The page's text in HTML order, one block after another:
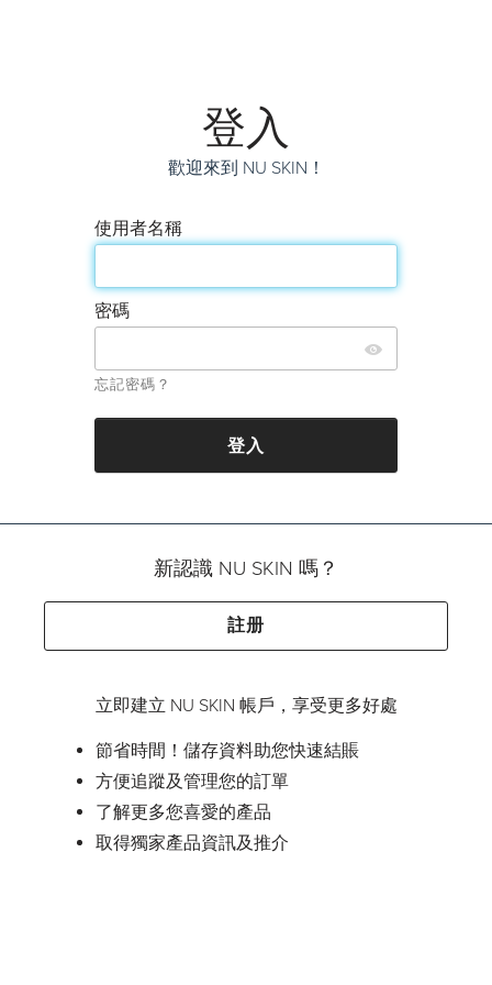
登入
歡迎來到 NU SKIN！
使用者名稱
密碼
忘記密碼？
新認識 NU SKIN 嗎？
註册
立即建立 NU SKIN 帳戶，享受更多好處
節省時間！儲存資料助您快速結賬
方便追蹤及管理您的訂單
了解更多您喜愛的產品
取得獨家產品資訊及推介